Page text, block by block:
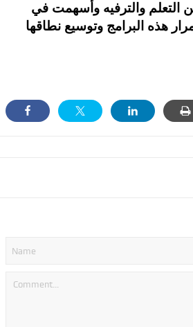
التعلم والترفيه وأسهمت في
هذه البرامج وتوسيع نطاقها